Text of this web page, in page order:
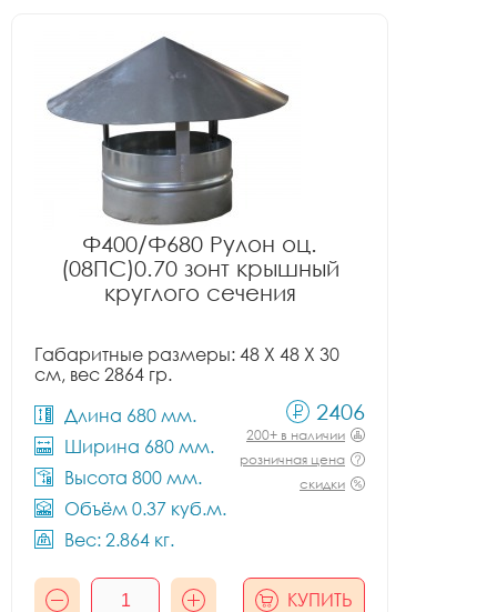
Ф400/Ф680 Рулон оц.
(08ПС)0.70 зонт крышный
круглого сечения
Габаритные размеры: 48 X 48 X 30
см, вес 2864 гр.
Длина 680 мм.
Ширина 680 мм.
Высота 800 мм.
Объём 0.37 куб.м.
Вес: 2.864 кг.
2406
200+ в наличии
розничная цена
скидки
КУПИТЬ